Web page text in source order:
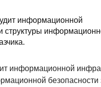
информационной
безопасности